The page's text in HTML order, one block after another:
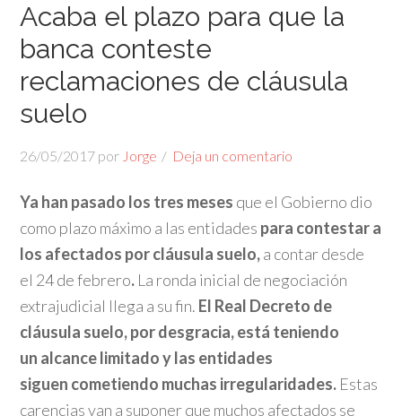
Acaba el plazo para que la
banca conteste
reclamaciones de cláusula
suelo
26/05/2017 por Jorge Deja un comentario
Ya han pasado los tres meses que el Gobierno dio
como plazo máximo a las entidades para contestar a
los afectados por cláusula suelo,a contar desde
el 24 de febrero. La ronda inicial de negociación
extrajudicial llega a su fin. El Real Decreto de
cláusula suelo, por desgracia, está teniendo
un alcance limitado y las entidades
siguen cometiendo muchas irregularidades. Estas
carencias van a suponer que muchos afectados se